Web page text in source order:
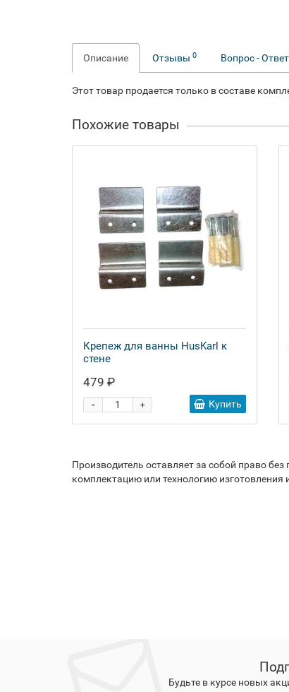
Описание Отзывы 0 Вопрос - Ответ
Этот товар продается только в составе
Похожие товары
Крепеж для ванны HusKarl к
стене
479 ₽
+
- Купить
Производитель оставляет за собой право
комплектацию или технологию изготовления
Будьте в курсе новых